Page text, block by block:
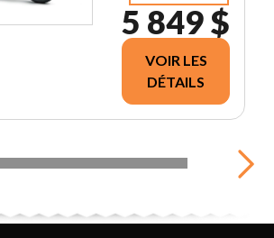
5 849 $
VOIR LES
DÉTAILS